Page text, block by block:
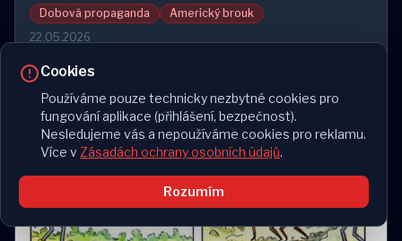
Dobová propaganda
Americký brouk
22.05.2026
Cookies
Používáme pouze technicky nezbytné cookies pro
fungování aplikace (přihlášení, bezpečnost).
Nesledujeme vás a nepoužíváme cookies pro reklamu.
Více v Zásadách ochrany osobních údajů.
Rozumím